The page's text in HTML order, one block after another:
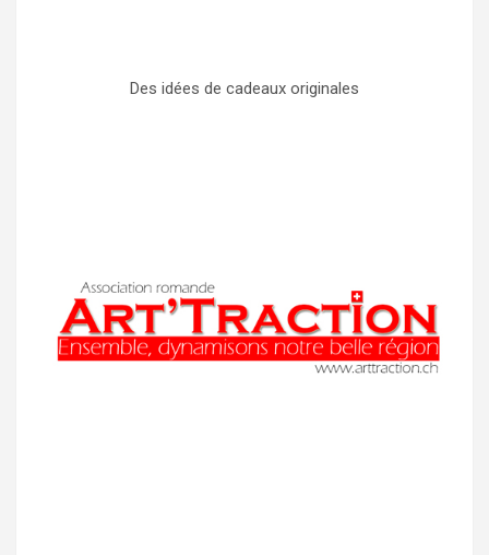
Des idées de cadeaux originales